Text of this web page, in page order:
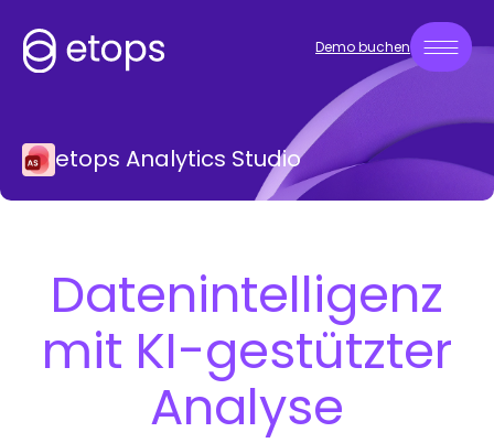
Demo buchen
etops Analytics Studio
Datenintelligenz
mit KI-gestützter
Analyse